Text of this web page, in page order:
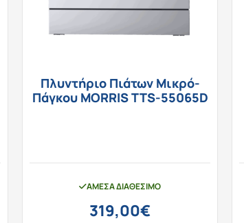
Πλυντήριο Πιάτων Μικρό-
Πάγκου MORRIS TTS-55065D
ΆΜΕΣΑ ΔΙΑΘΈΣΙΜΟ
319,00€